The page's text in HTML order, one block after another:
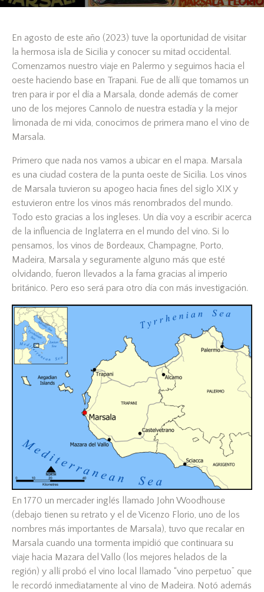
En agosto de este año (2023) tuve la oportunidad de visitar
la hermosa isla de Sicilia y conocer su mitad occidental.
Comenzamos nuestro viaje en Palermo y seguimos hacia el
oeste haciendo base en Trapani. Fue de allí que tomamos un
tren para ir por el día a Marsala, donde además de comer
uno de los mejores Cannolo de nuestra estadía y la mejor
limonada de mi vida, conocimos de primera mano el vino de
Marsala.
Primero que nada nos vamos a ubicar en el mapa. Marsala
es una ciudad costera de la punta oeste de Sicilia. Los vinos
de Marsala tuvieron su apogeo hacia fines del siglo XIX y
estuvieron entre los vinos más renombrados del mundo.
Todo esto gracias a los ingleses. Un día voy a escribir acerca
de la influencia de Inglaterra en el mundo del vino. Si lo
pensamos, los vinos de Bordeaux, Champagne, Porto,
Madeira, Marsala y seguramente alguno más que esté
olvidando, fueron llevados a la fama gracias al imperio
británico. Pero eso será para otro día con más investigación.
En 1770 un mercader inglés llamado John Woodhouse
(debajo tienen su retrato y el de Vicenzo Florio, uno de los
nombres más importantes de Marsala), tuvo que recalar en
Marsala cuando una tormenta impidió que continuara su
viaje hacia Mazara del Vallo (los mejores helados de la
región) y allí probó el vino local llamado “vino perpetuo” que
le recordó inmediatamente al vino de Madeira. Notó además